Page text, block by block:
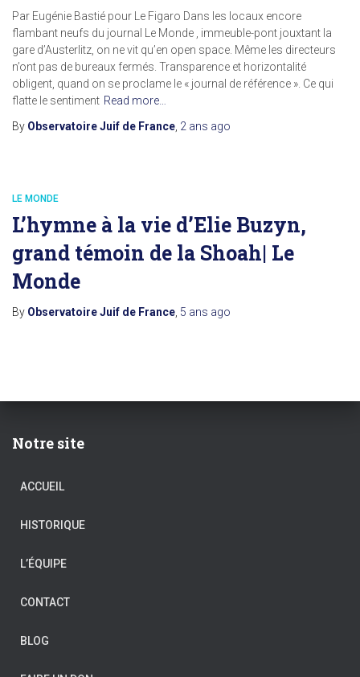
Par Eugénie Bastié pour Le Figaro Dans les locaux encore
flambant neufs du journal Le Monde , immeuble-pont jouxtant la
gare d’Austerlitz, on ne vit qu’en open space. Même les directeurs
n’ont pas de bureaux fermés. Transparence et horizontalité
obligent, quand on se proclame le « journal de référence ». Ce qui
flatte le sentiment Read more…
By Observatoire Juif de France 2 ans ago
LE MONDE
L’hymne à la vie d’Elie Buzyn,
grand témoin de la Shoah| Le
Monde
By Observatoire Juif de France 5 ans ago
Notre site
ACCUEIL
HISTORIQUE
L’ÉQUIPE
CONTACT
BLOG